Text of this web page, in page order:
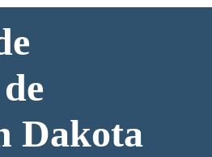
Dakota